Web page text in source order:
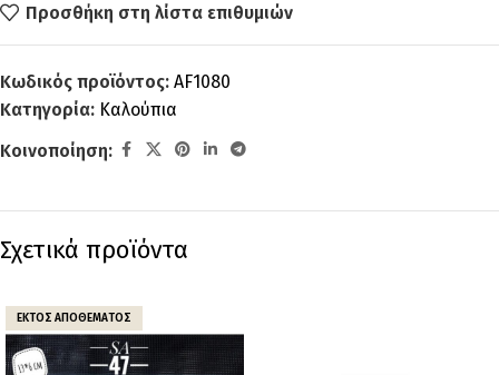
Προσθήκη στη λίστα επιθυμιών
Κωδικός προϊόντος: AF1080
Κατηγορία: Καλούπια
Κοινοποίηση:
Σχετικά προϊόντα
ΕΚΤΌΣ ΑΠΟΘΈΜΑΤΟΣ